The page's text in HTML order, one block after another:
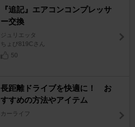
『追記』エアコンコンプレッサ
ー交換
ジュリエッタ
ちょび819Cさん
50
長距離ドライブを快適に！ お
すすめの方法やアイテム
カーライフ